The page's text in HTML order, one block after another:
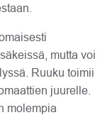
mutta voi
Ruuku toimii
juurelle.
molempia